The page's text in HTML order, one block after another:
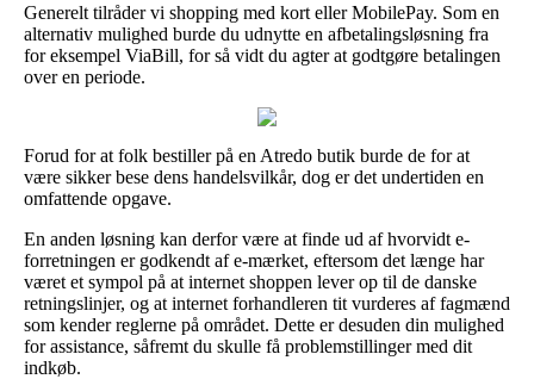
Generelt tilråder vi shopping med kort eller MobilePay. Som en
alternativ mulighed burde du udnytte en afbetalingsløsning fra
for eksempel ViaBill, for så vidt du agter at godtgøre betalingen
over en periode.
Forud for at folk bestiller på en Atredo butik burde de for at
være sikker bese dens handelsvilkår, dog er det undertiden en
omfattende opgave.
En anden løsning kan derfor være at finde ud af hvorvidt e-
forretningen er godkendt af e-mærket, eftersom det længe har
været et sympol på at internet shoppen lever op til de danske
retningslinjer, og at internet forhandleren tit vurderes af fagmænd
som kender reglerne på området. Dette er desuden din mulighed
for assistance, såfremt du skulle få problemstillinger med dit
indkøb.